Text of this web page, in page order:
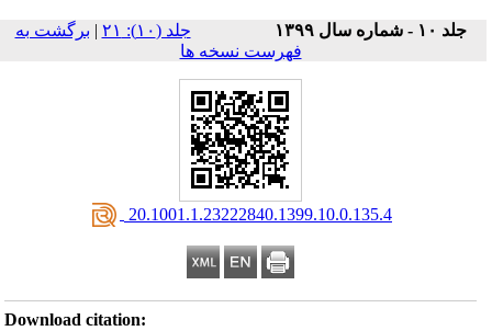
جلد ۱۰ - شماره سال ۱۳۹۹ ‫جلد (۱۰): ۲۱ | برگشت به
فهرست نسخه ها
‎ 20.1001.1.23222840.1399.10.0.135.4
Download citation: